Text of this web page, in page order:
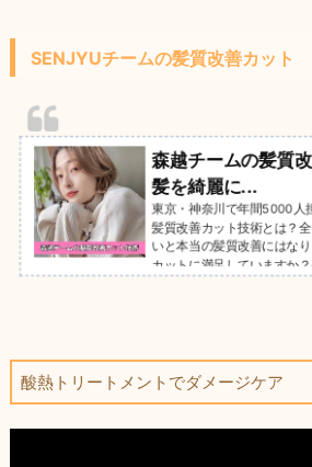
SENJYUチームの髪質改善カット
森越チームの髪質
髪を綺麗に...
東京・神奈川で年間5000人
髪質改善カット技術とは？
いと本当の髪質改善にはな
カットに満足していますか
酸熱トリートメントでダメージケア